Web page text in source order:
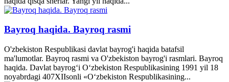
Bayroq haqida. Bayroq rasmi
O'zbekiston Respublikasi davlat bayrog'i haqida batafsil
ma'lumotlar. Bayroq rasmi va O'zbekiston bayrog'i rasmlari. Bayroq
haqida. Davlat bayrog‘i O‘zbekiston Respublikasining 1991 yil 18
noyabrdagi 407­XII­sonli «O‘zbekiston Respublikasining...